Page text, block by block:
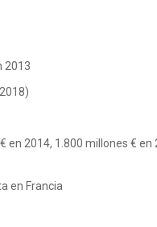
2013
2014, 1.800 millones € en
en Francia